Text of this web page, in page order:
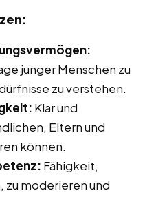
junger Menschen zu
zu verstehen.
Klar und
Eltern und
können.
Fähigkeit,
zu moderieren und